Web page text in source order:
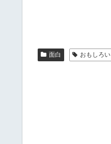
面白 おもしろい